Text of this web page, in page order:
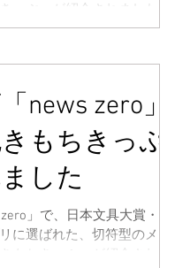
っぷ」が紹介されました。
news zero」
もちきっぷ
した
」で、日本文具大賞・デ
に選ばれた、切符型のメッ
もちきっぷ」が紹介されま